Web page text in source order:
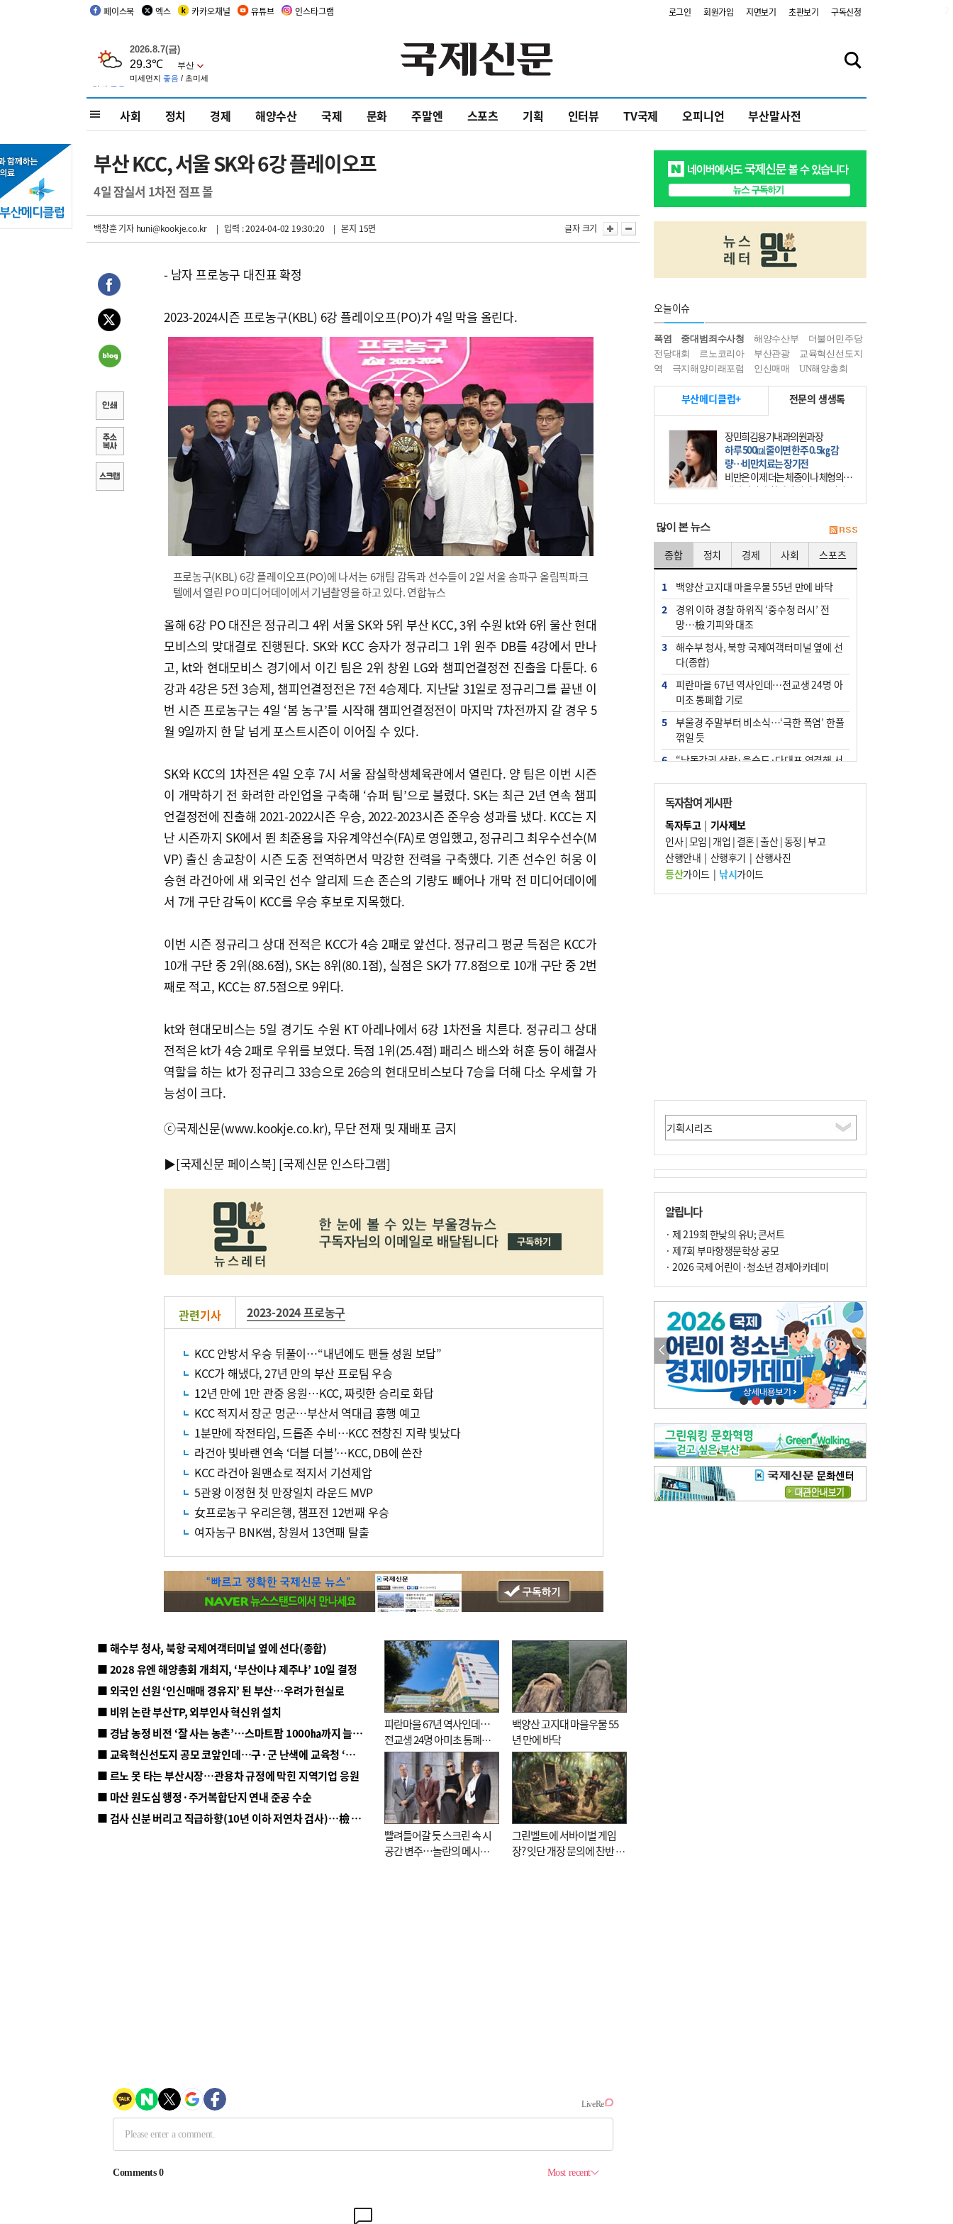
페이스북 엑스 카카오채널 유튜브 인스타그램 로그인 회원가입 지면보기 초판보기 구독신청
사회 정치 경제 해양수산 국제 문화 주말엔 스포츠 기획 인터뷰 TV국제 오피니언 부산말사전
부산 KCC, 서울 SK와 6강 플레이오프
4일 잠실서 1차전 점프 볼
백창훈 기자huni@kookje.co.kr | 입력 : 2024-04-02 19:30:20 | 본지 15면 글자 크기
- 남자 프로농구 대진표 확정
2023-2024시즌 프로농구(KBL) 6강 플레이오프(PO)가 4일 막을 올린다.
프로농구(KBL) 6강 플레이오프(PO)에 나서는 6개팀 감독과 선수들이 2일 서울 송파구 올림픽파크
텔에서 열린 PO 미디어데이에서 기념촬영을 하고 있다. 연합뉴스
올해 6강 PO 대진은 정규리그 4위 서울 SK와 5위 부산 KCC, 3위 수원 kt와 6위 울산 현대
모비스의 맞대결로 진행된다. SK와 KCC 승자가 정규리그 1위 원주 DB를 4강에서 만나
고, kt와 현대모비스 경기에서 이긴 팀은 2위 창원 LG와 챔피언결정전 진출을 다툰다. 6
강과 4강은 5전 3승제, 챔피언결정전은 7전 4승제다. 지난달 31일로 정규리그를 끝낸 이
번 시즌 프로농구는 4일 ‘봄 농구’를 시작해 챔피언결정전이 마지막 7차전까지 갈 경우 5
월 9일까지 한 달 넘게 포스트시즌이 이어질 수 있다.
SK와 KCC의 1차전은 4일 오후 7시 서울 잠실학생체육관에서 열린다. 양 팀은 이번 시즌
이 개막하기 전 화려한 라인업을 구축해 ‘슈퍼 팀’으로 불렸다. SK는 최근 2년 연속 챔피
언결정전에 진출해 2021-2022시즌 우승, 2022-2023시즌 준우승 성과를 냈다. KCC는 지
난 시즌까지 SK에서 뛴 최준용을 자유계약선수(FA)로 영입했고, 정규리그 최우수선수(M
VP) 출신 송교창이 시즌 도중 전역하면서 막강한 전력을 구축했다. 기존 선수인 허웅 이
승현 라건아에 새 외국인 선수 알리제 드숀 존슨의 기량도 빼어나 개막 전 미디어데이에
서 7개 구단 감독이 KCC를 우승 후보로 지목했다.
이번 시즌 정규리그 상대 전적은 KCC가 4승 2패로 앞선다. 정규리그 평균 득점은 KCC가
10개 구단 중 2위(88.6점), SK는 8위(80.1점), 실점은 SK가 77.8점으로 10개 구단 중 2번
째로 적고, KCC는 87.5점으로 9위다.
kt와 현대모비스는 5일 경기도 수원 KT 아레나에서 6강 1차전을 치른다. 정규리그 상대
전적은 kt가 4승 2패로 우위를 보였다. 득점 1위(25.4점) 패리스 배스와 허훈 등이 해결사
역할을 하는 kt가 정규리그 33승으로 26승의 현대모비스보다 7승을 더해 다소 우세할 가
능성이 크다.
ⓒ국제신문(www.kookje.co.kr), 무단 전재 및 재배포 금지
▶[국제신문 페이스북] [국제신문 인스타그램]
관련기사 2023-2024 프로농구
KCC 안방서 우승 뒤풀이…“내년에도 팬들 성원 보답”
KCC가 해냈다, 27년 만의 부산 프로팀 우승
12년 만에 1만 관중 응원…KCC, 짜릿한 승리로 화답
KCC 적지서 장군 멍군…부산서 역대급 흥행 예고
1분만에 작전타임, 드롭존 수비…KCC 전창진 지략 빛났다
라건아 빛바랜 연속 ‘더블 더블’…KCC, DB에 쓴잔
KCC 라건아 원맨쇼로 적지서 기선제압
5관왕 이정현 첫 만장일치 라운드 MVP
女프로농구 우리은행, 챔프전 12번째 우승
여자농구 BNK썸, 창원서 13연패 탈출
■ 해수부 청사, 북항 국제여객터미널 옆에 선다(종합)
■ 2028 유엔 해양총회 개최지, ‘부산이냐 제주냐’ 10일 결정
■ 외국인 선원 ‘인신매매 경유지’ 된 부산…우려가 현실로
■ 비위 논란 부산TP, 외부인사 혁신위 설치
■ 경남 농정 비전 ‘잘 사는 농촌’…스마트팜 1000㏊까지 늘린다
■ 교육혁신선도지 공모 코앞인데…구·군 난색에 교육청 ‘쩔쩔’
■ 르노 못 타는 부산시장…관용차 규정에 막힌 지역기업 응원
■ 마산 원도심 행정·주거복합단지 연내 준공 수순
■ 검사 신분 버리고 직급하향(10년 이하 저연차 검사)…檢 중수청행 기피
피란마을 67년 역사인데…
전교생 24명 아미초 통폐합
기로
백양산 고지대 마을우물 55
년 만에 바닥
빨려들어갈 듯 스크린 속 시
공간 변주…놀란의 메시지
그린벨트에 서바이벌 게임
장? 잇단 개장 문의에 찬반 논
오늘이슈
폭염 중대범죄수사청 해양수산부
더불어민주당
전당대회
르노코리아 부산관광
교육혁신선도지
역
극지해양미래포럼 인신매매 UN해양총회
부산메디클럽+ 전문의 생생톡
장민희김용기내과의원과장
하루 500㎉ 줄이면 한주 0.5㎏ 감
량…비만치료는 장기전
비만은 이제 더는 체중이나 체형의 문
제가 아니다. 하나의 질병으로 인지
하고 치료와 관리를 해야 한다. 세계
많이 본 뉴스
종합 정치 경제 사회 스포츠
1
백양산 고지대 마을우물 55년 만에 바닥
2
경위 이하 경찰 하위직 ‘중수청 러시’ 전
망…檢 기피와 대조
3
해수부 청사, 북항 국제여객터미널 옆에 선
다(종합)
4
피란마을 67년 역사인데…전교생 24명 아
미초 통폐합 기로
5
부울경 주말부터 비소식…‘극한 폭염’ 한풀
꺾일 듯
6
“낙동강권 삼락·을숙도·다대포 연결해 서
7
오늘의 날씨- 2026년 8월 7일
8
외국인 선원 ‘인신매매 경유지’ 된 부산…
우려가 현실로
9
[사설] 해수부 신청사 북항으로 확정, 해양
수도 도약의 전환점
10 르노 못 타는 부산시장…관용차 규정에 막
독자참여 게시판
독자투고| 기사제보
인사|모임 | 개업 | 결혼|출산|동정 |부고
산행안내 | 산행후기 | 산행사진
등산가이드| 낚시가이드
알립니다
· 제 219회 한낮의 유U; 콘서트
· 제7회 부마항쟁문학상 공모
· 2026 국제 어린이·청소년 경제아카데미